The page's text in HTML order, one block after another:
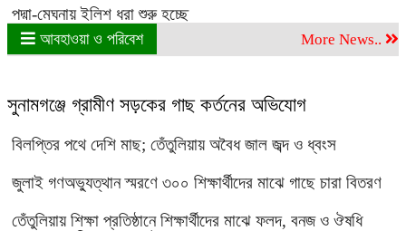
পদ্মা-মেঘনায় ইলিশ ধরা শুরু হচ্ছে
More News..
আবহাওয়া ও পরিবেশ
সুনামগঞ্জে গ্রামীণ সড়কের গাছ কর্তনের অভিযোগ
বিলপ্তির পথে দেশি মাছ; তেঁতুলিয়ায় অবৈধ জাল জব্দ ও ধ্বংস
জুলাই গণঅভ্যুত্থান স্মরণে ৩০০ শিক্ষার্থীদের মাঝে গাছে চারা বিতরণ
তেঁতুলিয়ায় শিক্ষা প্রতিষ্ঠানে শিক্ষার্থীদের মাঝে ফলদ, বনজ ও ঔষধি